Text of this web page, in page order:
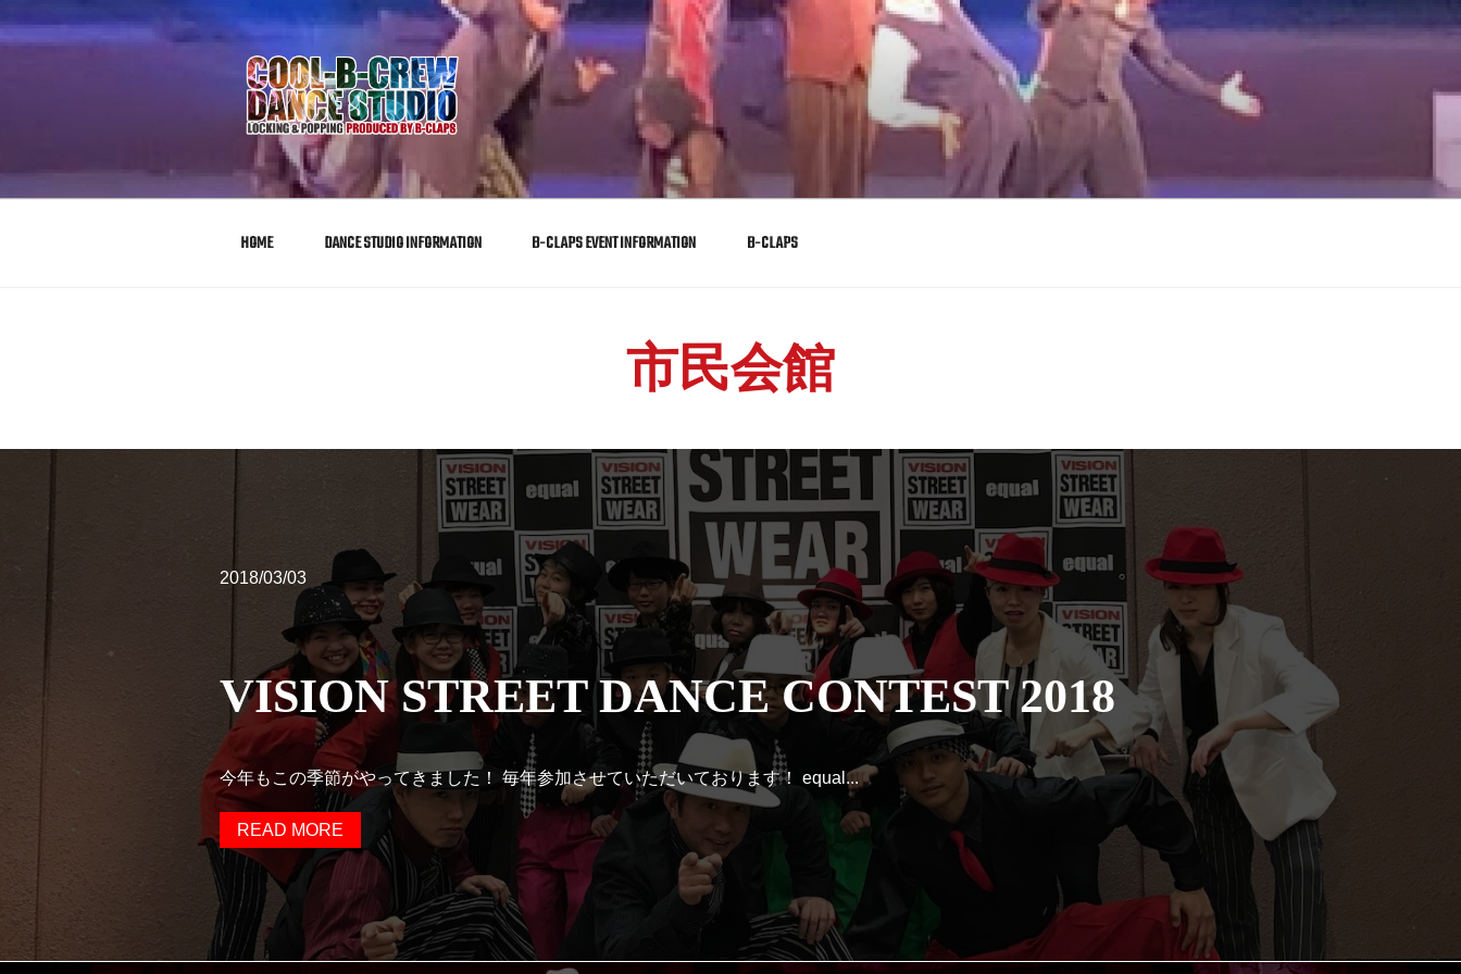
COOL-B-CREW DANCE STUDIO｜姫路市のダンススクー
クールビークルーダンススタジオ。姫路市英賀保にある老舗のダンススクール
HOME DANCE STUDIO INFORMATION B-CLAPS EVENT INFORMATION B-CLAPS
市民会館
2018/03/03
VISION STREET DANCE CONTEST 2018
今年もこの季節がやってきました！ 毎年参加させていただいております！ equal...
READ MORE